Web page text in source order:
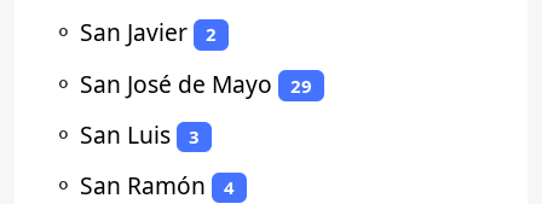
⚬ San Javier 2
⚬ San José de Mayo 29
⚬ San Luis 3
⚬ San Ramón 4